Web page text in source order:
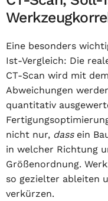
Eine besonders
Ist-Vergleich: Die
CT-Scan wird mit
Abweichungen
quantitativ
nicht nur, dassein
in welcher Richtung
Größenordnung.
so gezielter ableiten
verkürzen.